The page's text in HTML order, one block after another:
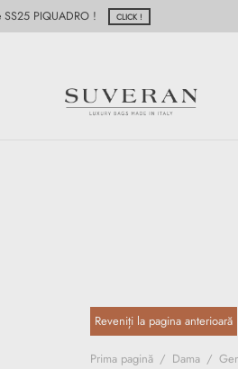
PIQUADRO ! CLICK !
Prima pagină / Dama /